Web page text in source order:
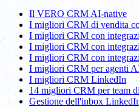
Il VERO CRM AI-native
I migliori CRM di vendita
I migliori CRM con
I migliori CRM con
I migliori CRM con
I migliori CRM per agenti
I migliori CRM LinkedIn
14 migliori CRM per team
Gestione dell'inbox